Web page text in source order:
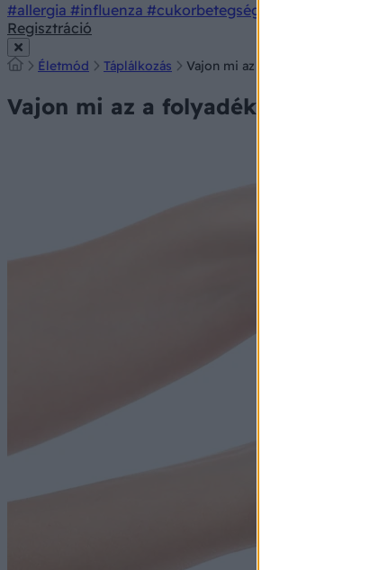
#allergia #influenza #cukorbetegség
Regisztráció
Életmód Táplálkozás Vajon mi az a folyadék a
Vajon mi az a folyadék a